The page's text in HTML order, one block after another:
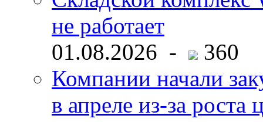
не работает
01.08.2026 -
360
Компании начали
в апреле из-за роста